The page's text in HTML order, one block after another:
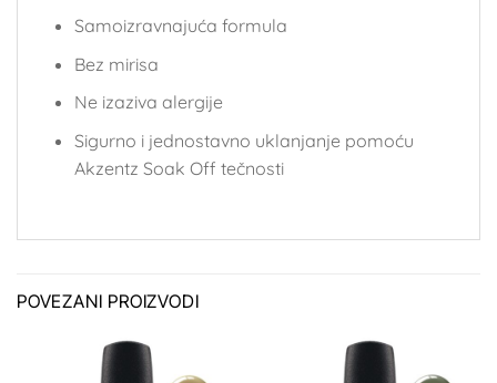
Samoizravnajuća formula
Bez mirisa
Ne izaziva alergije
Sigurno i jednostavno uklanjanje pomoću
Akzentz Soak Off tečnosti
POVEZANI PROIZVODI